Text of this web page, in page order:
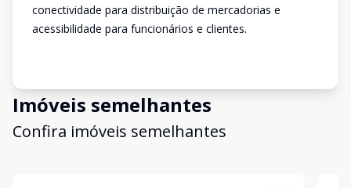
conectividade para distribuição de mercadorias e
acessibilidade para funcionários e clientes.
Imóveis semelhantes
Confira imóveis semelhantes